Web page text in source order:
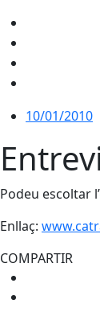
10/01/2010
Podeu escoltar
Enllaç:
COMPARTIR